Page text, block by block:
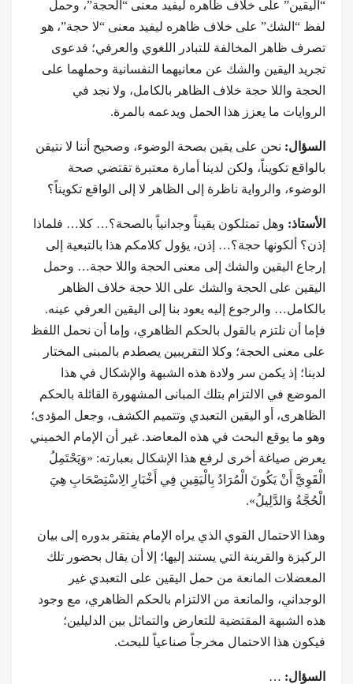
“اليقين” على خلاف ظاهره ليفيد معنى “الحجة”، وحمل
لفظ “الشك” على خلاف ظاهره ليفيد معنى “لا حجة”، هو
تصرف ظاهر المخالفة للتبادر اللغوي والعرفي؛ فدعوى
تجريد اليقين والشك عن معانيهما النفسانية وحملهما على
الحجة واللا حجة خلاف الظاهر بالكامل، ولا نجد في
الروايات ما يعزز هذا الحمل ويدعمه بالمرة.
السؤال: نحن على يقين بصحة الوضوء، وصحيح أننا لا نتيقن
بالواقع تكويناً، ولكن لدينا أمارة معتبرة تقتضي صحة
الوضوء، والرواية ناظرة إلى الظاهر لا إلى الواقع تكويناً؟
الأستاذ: وهل تمتلكون يقيناً وجدانياً بالصحة؟… كلا… فلماذا
إذن؟ ألكونها حجة؟… إذن، يؤول كلامكم هذا بالتبعية إلى
إرجاع اليقين والشك إلى معنى الحجة واللا حجة… وحمل
اليقين على الحجة والشك على اللا حجة خلاف الظاهر
بالكامل… والرجوع إليه يعود بنا إلى اليقين العرفي عينه.
فإما أن نلتزم بالقول بالحكم الظاهري، وإما أن نحمل اللفظ
على معنى الحجة؛ وكلا التقريبين يصطدم بالمبنى المختار
لدينا؛ إذ يكمن سر ولادة هذه الشبهة والإشكال في هذا
الموضع في الالتزام بتلك المبانی المشهورة القائلة بالحكم
الظاهری، أو اليقين التعبدي وتتميم الكشف، وجعل المؤدى؛
وهو ما يوقع البحث في هذه المعاضد. غير أن الإمام الخميني
يعرض صياغة أخرى لرفع هذا الإشكال بعبارته: «وَيَحْتَمِلُ
الْقَوِيَّ أَنْ يَكُونَ الْمُرَادُ بِالْيَقِينِ فِي أَخْبَارِ الِاسْتِصْحَابِ هِيَ
الْحُجَّةُ وَالدَّلِيلُ».
وهذا الاحتمال القوي الذي يراه الإمام يفتقر بدوره إلى بيان
الركيزة والقرينة التي يستند إليها؛ إلا أن يقال بحضور تلك
المعضلات المانعة من حمل اليقين على التعبدي غير
الوجداني، والمانعة من الالتزام بالحكم الظاهري، مع وجود
هذه الشبهة المقتضية للتعارض والتماثل بین الدلیلین؛
فيكون هذا الاحتمال مخرجاً صناعياً للبحث.
السؤال: …